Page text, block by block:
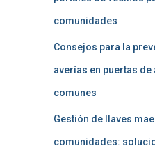
comunidades
Consejos para la
averías en puertas de
comunes
Gestión de llaves
comunidades: